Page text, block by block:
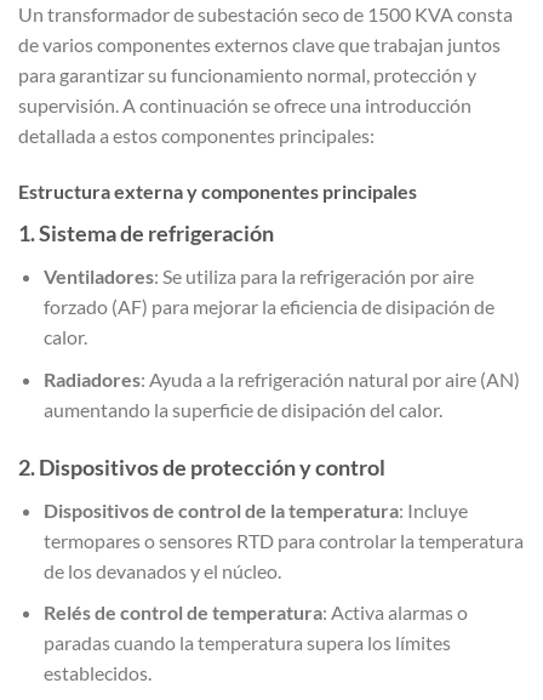
Un transformador de subestación seco de 1500 KVA consta
de varios componentes externos clave que trabajan juntos
para garantizar su funcionamiento normal, protección y
supervisión. A continuación se ofrece una introducción
detallada a estos componentes principales:
Estructura externa y componentes principales
1.Sistema de refrigeración
Ventiladores: Se utiliza para la refrigeración por aire
forzado (AF) para mejorar la eficiencia de disipación de
calor.
Radiadores: Ayuda a la refrigeración natural por aire (AN)
aumentando la superficie de disipación del calor.
2.Dispositivos de protección y control
Dispositivos de control de la temperatura: Incluye
termopares o sensores RTD para controlar la temperatura
de los devanados y el núcleo.
Relés de control de temperatura: Activa alarmas o
paradas cuando la temperatura supera los límites
establecidos.